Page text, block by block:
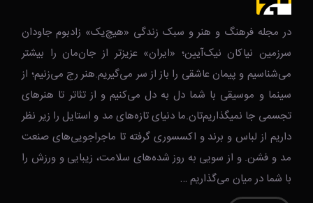
در مجله فرهنگ و هنر و سبک زندگی‌ «هیچ‌یک» زادبوم جاودان
سرزمین نیاکان نیک‌‌‌آیین؛ «ایران» عزیزتر از جان‌مان را بیشتر
می‌شناسیم و پیمان عاشقی را باز از سر می‌گیریم.هنر رج می‌زنیم؛ از
سینما و موسیقی با شما دل به دل می‌کنیم و از تئاتر تا هنرهای
تجسمی جا نمیگذاریم‌تان.ما دنیای تازه‌های مد و استایل را زیر نظر
داریم از لباس و برند و اکسسوری گرفته تا ماجراجویی‌های صنعت
مد و فشن. و از سویی به روز شده‌های سلامت، زیبایی و ورزش را
با شما در میان می‌گذاریم …